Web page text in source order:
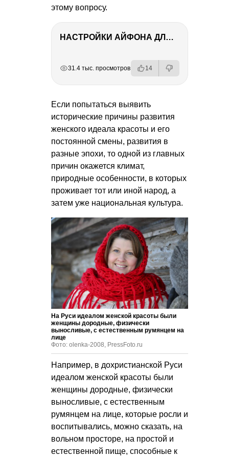
этому вопросу.
НАСТРОЙКИ АЙФОНА ДЛЯ ФОТО И ВИДЕО
31.4 тыс. просмотров 14
Если попытаться выявить
исторические причины развития
женского идеала красоты и его
постоянной смены, развития в
разные эпохи, то одной из главных
причин окажется климат,
природные особенности, в которых
проживает тот или иной народ, а
затем уже национальная культура.
На Руси идеалом женской красоты были
женщины дородные, физически
выносливые, с естественным румянцем на
лице
Фото: olenka-2008, PressFoto.ru
Например, в дохристианской Руси
идеалом женской красоты были
женщины дородные, физически
выносливые, с естественным
румянцем на лице, которые росли и
воспитывались, можно сказать, на
вольном просторе, на простой и
естественной пище, способные к